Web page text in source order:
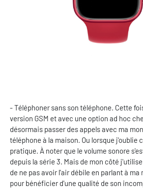
- Téléphoner sans son téléphone. Cette
version GSM et avec une option ad hoc
désormais passer des appels avec ma
téléphone à la maison. Ou lorsque j'oublie
pratique. À noter que le volume sonore
depuis la série 3. Mais de mon côté
de ne pas avoir l'air débile en parlant à
pour bénéficier d'une qualité de son